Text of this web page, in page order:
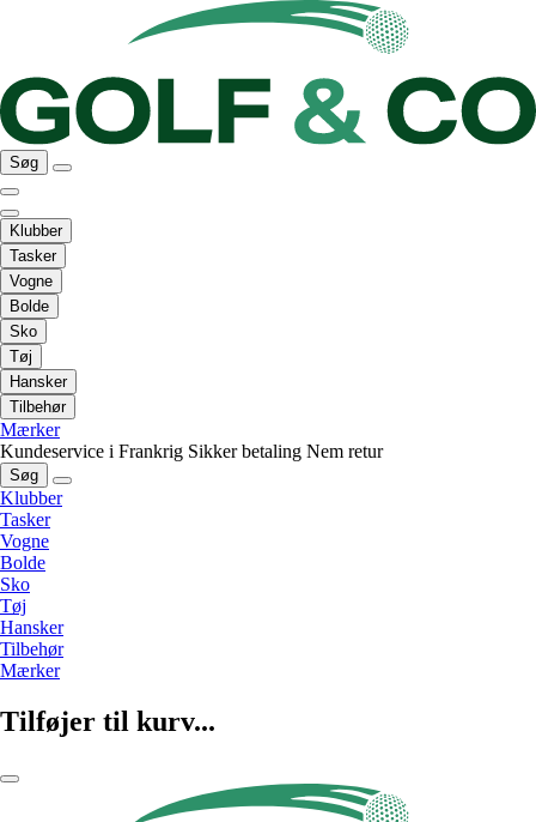
Søg
Klubber
Tasker
Vogne
Bolde
Sko
Tøj
Hansker
Tilbehør
Mærker
Kundeservice i Frankrig Sikker betaling Nem retur
Søg
Klubber
Tasker
Vogne
Bolde
Sko
Tøj
Hansker
Tilbehør
Mærker
Tilføjer til kurv...